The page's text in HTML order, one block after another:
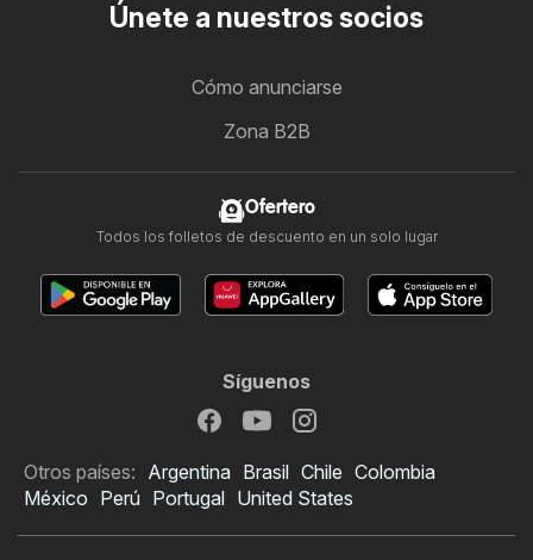
Únete a nuestros socios
Cómo anunciarse
Zona B2B
Ofertero
Todos los folletos de descuento en un solo lugar
Síguenos
Otros países: Argentina Brasil Chile Colombia
México Perú Portugal United States